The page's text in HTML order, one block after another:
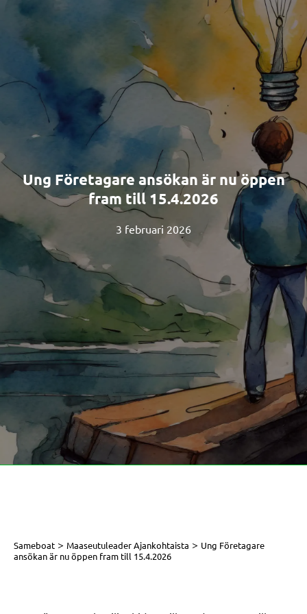
Ung Företagare ansökan är nu öppen
fram till 15.4.2026
3 februari 2026
Sameboat > Maaseutuleader Ajankohtaista > Ung Företagare
ansökan är nu öppen fram till 15.4.2026